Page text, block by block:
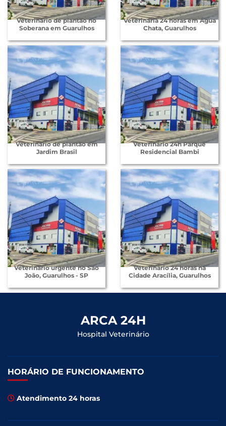
Veterinário de plantão no
Soberana em Guarulhos
Veterinária 24 horas em Água
Chata, Guarulhos
Veterinário de plantão em
Jardim Brasil
Veterinário 24h Parque
Residencial Bambi
Veterinário urgente no São
João, Guarulhos - SP
Veterinário 24 horas na
Cidade Aracília, Guarulhos
ARCA 24H
Hospital Veterinário
HORÁRIO DE FUNCIONAMENTO
Atendimento 24 horas